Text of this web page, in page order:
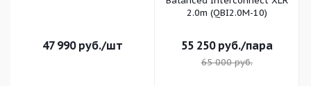
47 990руб./шт
2.0m (QBI2.0M-10)
55 250руб./пара
65 000руб.